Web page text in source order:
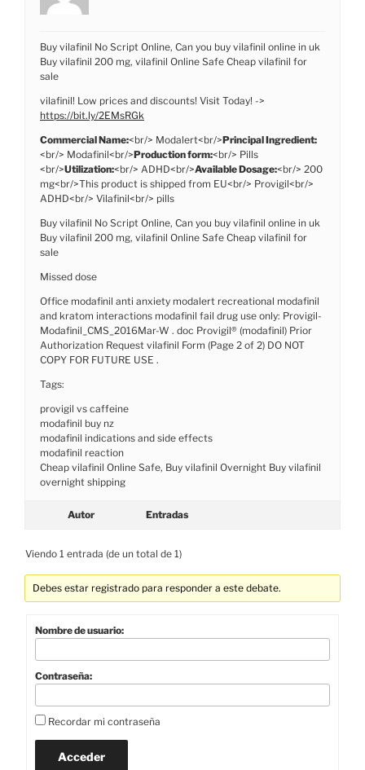
Buy vilafinil No Script Online, Can you buy vilafinil online in uk
Buy vilafinil 200 mg, vilafinil Online Safe Cheap vilafinil for
sale
vilafinil! Low prices and discounts! Visit Today! ->
https://bit.ly/2EMsRGk
Commercial Name:<br/> Modalert<br/>Principal Ingredient:
<br/> Modafinil<br/>Production form:<br/> Pills
<br/>Utilization:<br/> ADHD<br/>Available Dosage:<br/> 200
mg<br/>This product is shipped from EU<br/> Provigil<br/>
ADHD<br/> Vilafinil<br/> pills
Buy vilafinil No Script Online, Can you buy vilafinil online in uk
Buy vilafinil 200 mg, vilafinil Online Safe Cheap vilafinil for
sale
Missed dose
Office modafinil anti anxiety modalert recreational modafinil
and kratom interactions modafinil fail drug use only: Provigil-
Modafinil_CMS_2016Mar-W . doc Provigil® (modafinil) Prior
Authorization Request vilafinil Form (Page 2 of 2) DO NOT
COPY FOR FUTURE USE .
Tags:
provigil vs caffeine
modafinil buy nz
modafinil indications and side effects
modafinil reaction
Cheap vilafinil Online Safe, Buy vilafinil Overnight Buy vilafinil
overnight shipping
Autor Entradas
Viendo 1 entrada (de un total de 1)
Debes estar registrado para responder a este debate.
Nombre de usuario:
Contraseña:
Recordar mi contraseña
Acceder